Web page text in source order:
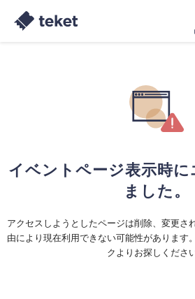
イベントページ表示時に
ました。
アクセスしようとしたページは削除、変更さ
由により現在利用できない可能性があります
クよりお探しください